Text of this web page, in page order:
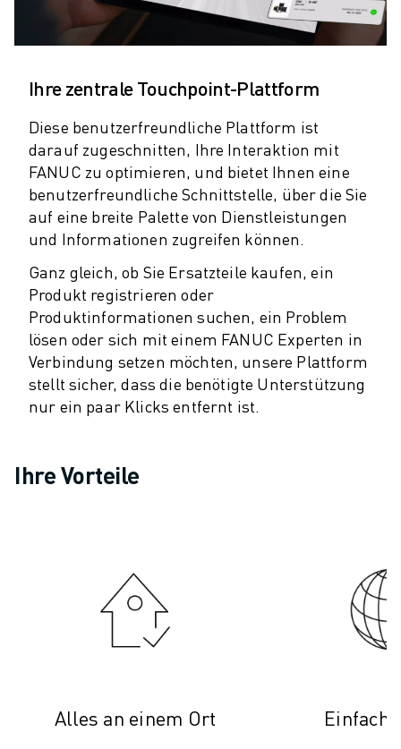
FALLBEISPIELE
LÖSUNGEN
ALLE BRANCHEN
ELEKTRISCHE FAHRZEUGE
ELEKTRONIK
LEBENSMITTEL UND GETRÄNKE
LAGERHALTUNG, LOGISTIK, POST & PAKET
APPLIKATIONEN
ALLE APPLIKATIONEN
5-ACHS-BEARBEITUNG
LICHTBOGENSCHWEISSEN
MONTAGE
CNC-SCHLEIFEN
CNC-DREHEN
HOCHGESCHWINDIGKEITSBOHREN UND -GEWINDESCHNEIDEN
VISION INSPEKTION
KUNDENDIENST
Ihre zentrale Touchpoint-Plattform
Diese benutzerfreundliche Plattform ist
darauf zugeschnitten, Ihre Interaktion mit
FANUC zu optimieren, und bietet Ihnen eine
benutzerfreundliche Schnittstelle, über die Sie
auf eine breite Palette von Dienstleistungen
und Informationen zugreifen können.
Ganz gleich, ob Sie Ersatzteile kaufen, ein
Produkt registrieren oder
Produktinformationen suchen, ein Problem
lösen oder sich mit einem FANUC Experten in
Verbindung setzen möchten, unsere Plattform
stellt sicher, dass die benötigte Unterstützung
nur ein paar Klicks entfernt ist.
Ihre Vorteile
Alles an einem Ort Einfach